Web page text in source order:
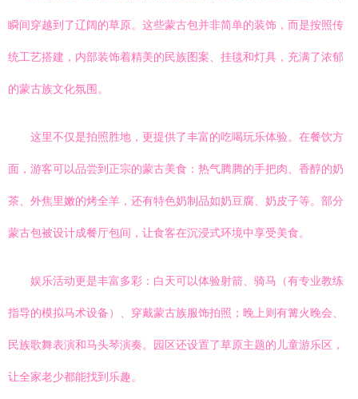
瞬间穿越到了辽阔的草原。这些蒙古包并非简单的装饰，而是按照传
统工艺搭建，内部装饰着精美的民族图案、挂毯和灯具，充满了浓郁
的蒙古族文化氛围。
这里不仅是拍照胜地，更提供了丰富的吃喝玩乐体验。在餐饮方
面，游客可以品尝到正宗的蒙古美食：热气腾腾的手把肉、香醇的奶
茶、外焦里嫩的烤全羊，还有特色奶制品如奶豆腐、奶皮子等。部分
蒙古包被设计成餐厅包间，让食客在沉浸式环境中享受美食。
娱乐活动更是丰富多彩：白天可以体验射箭、骑马（有专业教练
指导的模拟马术设备）、穿戴蒙古族服饰拍照；晚上则有篝火晚会、
民族歌舞表演和马头琴演奏。园区还设置了草原主题的儿童游乐区，
让全家老少都能找到乐趣。